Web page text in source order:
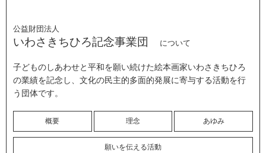
公益財団法人
いわさきちひろ記念事業団 について
子どものしあわせと平和を願い続けた絵本画家いわさきちひろ
の業績を記念し、文化の民主的多面的発展に寄与する活動を行
う団体です。
概要 理念 あゆみ
願いを伝える活動